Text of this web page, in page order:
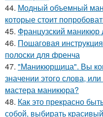
44. Модный объемный
которые стоит
45. Французский маникюр
46. Пошаговая
полоски для френча
47. "Маникюрщица". Вы
значении этого слова,
мастера маникюра?
48. Как это прекрасно
собой, выбирать